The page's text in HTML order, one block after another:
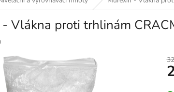
Vlákna proti trhlinám